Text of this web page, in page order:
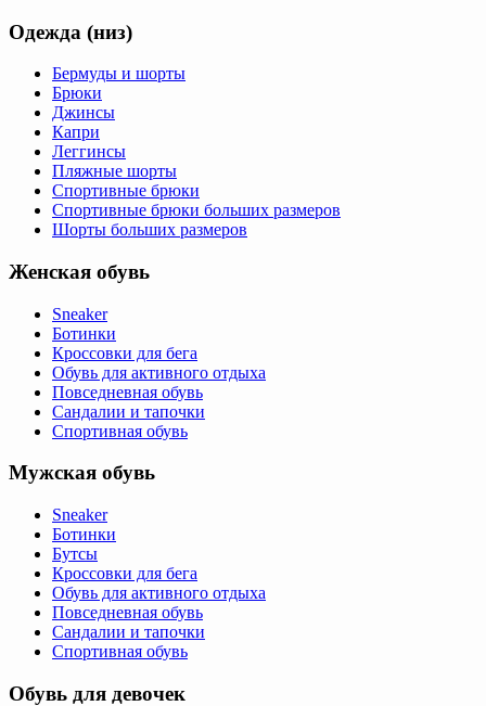
Одежда (низ)
Бермуды и шорты
Брюки
Джинсы
Капри
Леггинсы
Пляжные шорты
Спортивные брюки
Спортивные брюки больших размеров
Шорты больших размеров
Женская обувь
Sneaker
Ботинки
Кроссовки для бега
Обувь для активного отдыха
Повседневная обувь
Сандалии и тапочки
Спортивная обувь
Мужская обувь
Sneaker
Ботинки
Бутсы
Кроссовки для бега
Обувь для активного отдыха
Повседневная обувь
Сандалии и тапочки
Спортивная обувь
Обувь для девочек